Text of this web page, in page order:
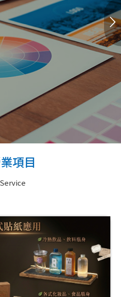
出的專家
賴的好夥伴
聯絡我們
下一頁
項目
Service